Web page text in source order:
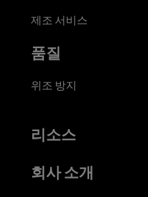
제조 서비스
품질
위조 방지
리소스
회사 소개